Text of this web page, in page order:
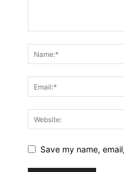
Save my name,